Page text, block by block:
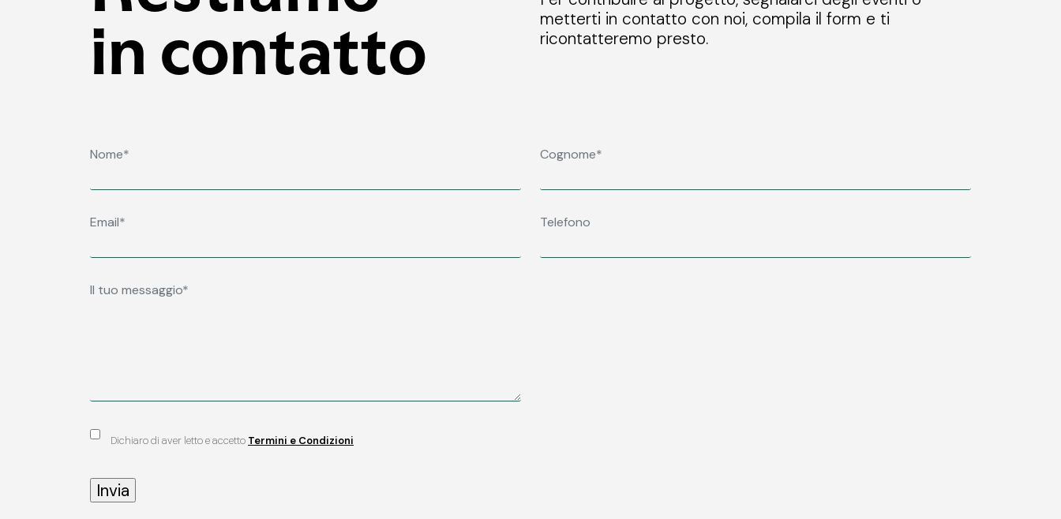
in contatto
metterti in contatto con noi, compila il form e ti
ricontatteremo presto.
Dichiaro di aver letto e accetto Termini e Condizioni